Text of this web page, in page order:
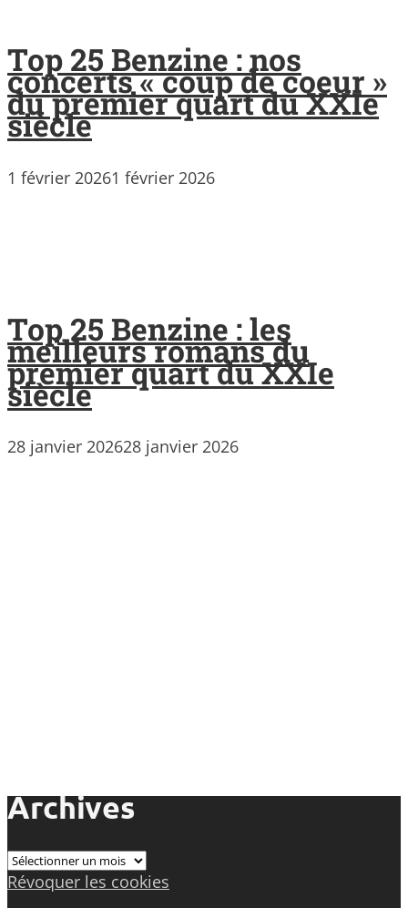
Top 25 Benzine : nos
concerts « coup de coeur »
du premier quart du XXIe
siècle
1 février 20261 février 2026
Top 25 Benzine : les
meilleurs romans du
premier quart du XXIe
siècle
28 janvier 202628 janvier 2026
Archives
Archives
Révoquer les cookies